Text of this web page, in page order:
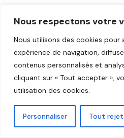
Nous respectons votre
Nous utilisons des cookies pour
expérience de navigation,
contenus personnalisés et
cliquant sur « Tout accepter »,
utilisation des cookies.
Personnaliser Tout
Notre Processus de
Professionnel
Chaque déménagement
méthodique éprouvé depuis